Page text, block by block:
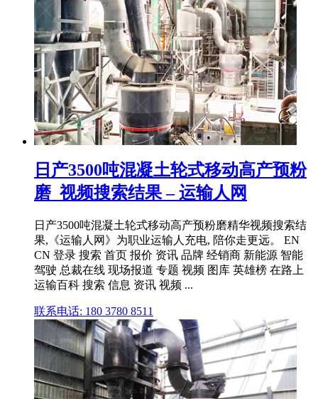
日产3500吨混凝土轮式移动高产预粉
磨_视频搜索结果 – 运输人网
日产3500吨混凝土轮式移动高产预粉磨精华视频搜索结
果,《运输人网》为职业运输人充电, 陪你走更远。 EN
CN 登录 搜索 首页 报价 资讯 品牌 经销商 新能源 智能
驾驶 总裁在线 现场报道 专题 视频 图库 英雄榜 在路上
运输百科 搜索 信息 资讯 视频 ...
联系电话: 180 3780 8511